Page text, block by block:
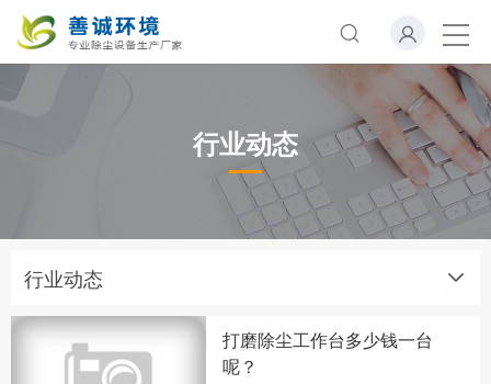
行业动态
行业动态
打磨除尘工作台多少钱一台
呢？